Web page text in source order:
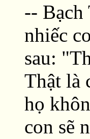
-- Bạch
nhiếc
sau:
Thật là
họ
con sẽ